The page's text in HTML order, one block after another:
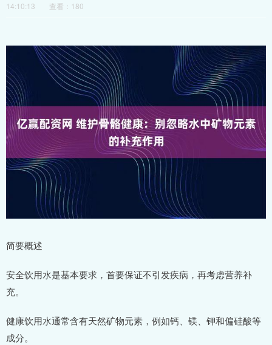
14:10:13
查看：180
简要概述
安全饮用水是基本要求，首要保证不引发疾病，再考虑营养补
充。
健康饮用水通常含有天然矿物元素，例如钙、镁、钾和偏硅酸等
成分。